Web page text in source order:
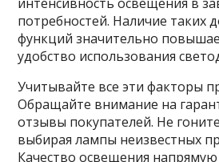
потребностей. Наличие таких
функций значительно
удобство использования
Учитывайте все эти факторы
Обращайте внимание на
отзывы покупателей. Не
выбирая лампы неизвестных
Качество освещения